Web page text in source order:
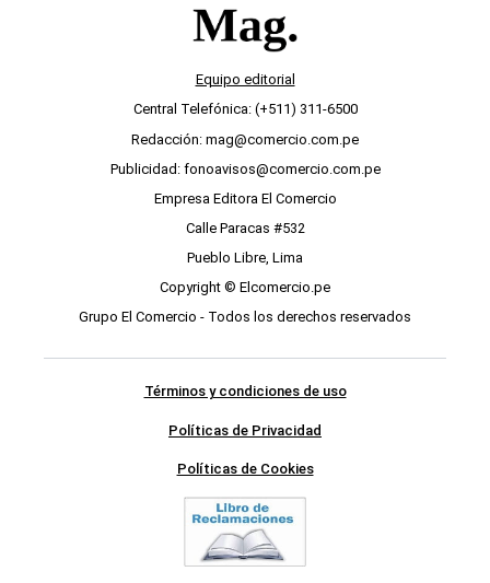
Equipo editorial
Central Telefónica: (+511) 311-6500
Redacción: mag@comercio.com.pe
Publicidad: fonoavisos@comercio.com.pe
Empresa Editora El Comercio
Calle Paracas #532
Pueblo Libre, Lima
Copyright © Elcomercio.pe
Grupo El Comercio - Todos los derechos reservados
Términos y condiciones de uso
Políticas de Privacidad
Políticas de Cookies